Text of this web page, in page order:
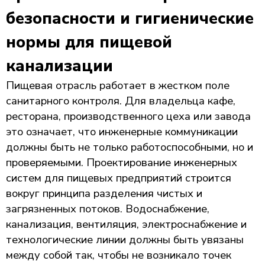
безопасности и гигиенические
нормы для пищевой
канализации
Пищевая отрасль работает в жестком поле
санитарного контроля. Для владельца кафе,
ресторана, производственного цеха или завода
это означает, что инженерные коммуникации
должны быть не только работоспособными, но и
проверяемыми. Проектирование инженерных
систем для пищевых предприятий строится
вокруг принципа разделения чистых и
загрязненных потоков. Водоснабжение,
канализация, вентиляция, электроснабжение и
технологические линии должны быть увязаны
между собой так, чтобы не возникало точек